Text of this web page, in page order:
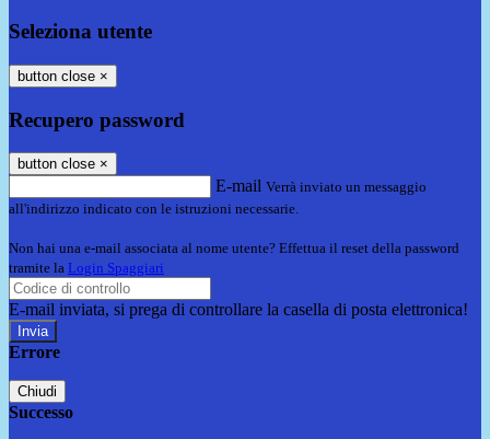
Seleziona utente
button close ×
Recupero password
button close ×
E-mail Verrà inviato un messaggio
all'indirizzo indicato con le istruzioni necessarie.
Non hai una e-mail associata al nome utente? Effettua il reset della password
tramite la Login Spaggiari
E-mail inviata, si prega di controllare la casella di posta elettronica!
Errore
Chiudi
Successo